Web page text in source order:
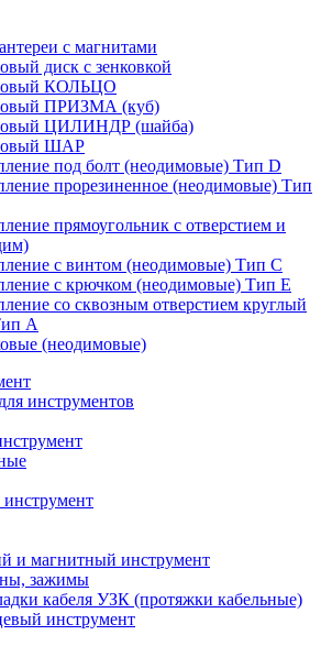
с магнитами
диск с зенковкой
КОЛЬЦО
ПРИЗМА (куб)
ЦИЛИНДР (шайба)
ШАР
под болт (неодимовые) Тип D
прорезиненное (неодимовые) Тип
прямоугольник с отверстием и
с винтом (неодимовые) Тип С
с крючком (неодимовые) Тип Е
со сквозным отверстием круглый
А
(неодимовые)
инструментов
инструмент
и магнитный инструмент
зажимы
кабеля УЗК (протяжки кабельные)
инструмент